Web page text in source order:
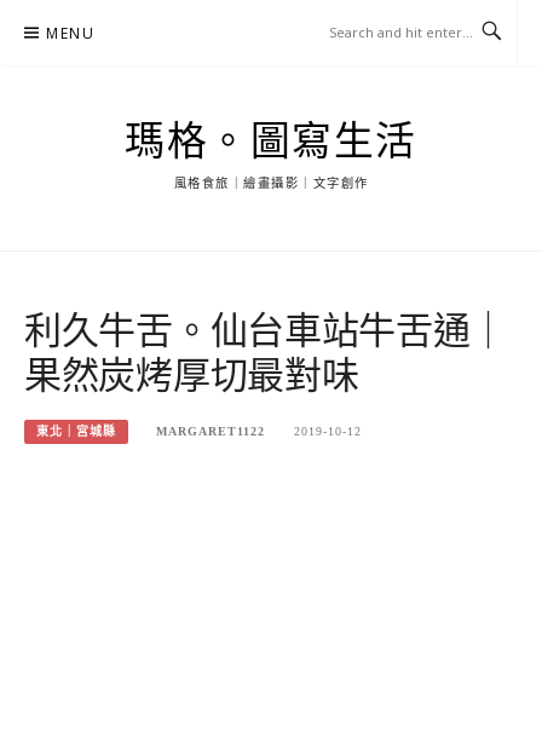
MENU
瑪格。圖寫生活
風格食旅｜繪畫攝影｜文字創作
利久牛舌。仙台車站牛舌通｜
果然炭烤厚切最對味
東北｜宮城縣 MARGARET1122 2019-10-12